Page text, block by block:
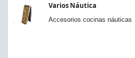
Varios Náutica
Accesorios cocinas náuticas